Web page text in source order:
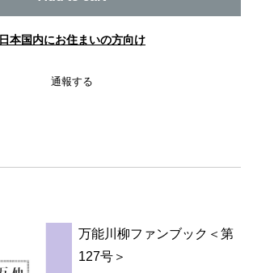
日本国内にお住まいの方向け
通報する
万能川柳ファンブック＜第
127号＞